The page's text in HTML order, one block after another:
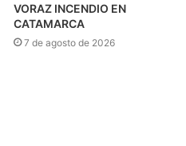
VORAZ INCENDIO EN
CATAMARCA
7 de agosto de 2026